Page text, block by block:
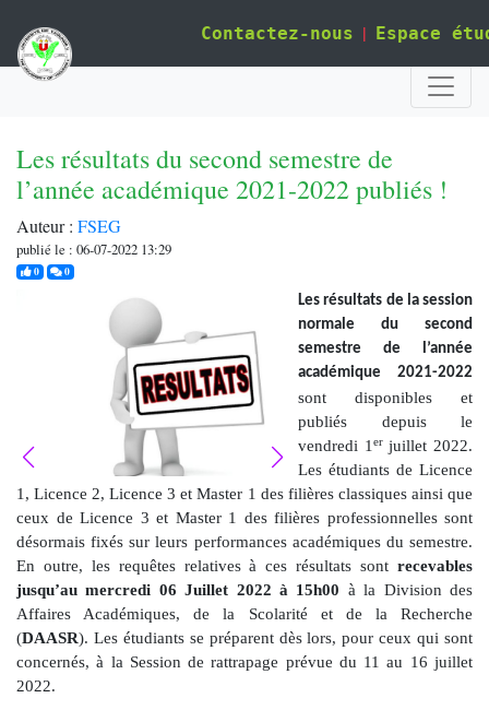
Contactez-nous | Espace
Les résultats du second semestre de
l’année académique 2021-2022 publiés !
Auteur : FSEG
publié le : 06-07-2022 13:29
0j'aime0commentaires
Les résultats de la session
normale du second
semestre de l’année
académique 2021-2022
sont disponibles et
publiés depuis le
vendredi 1 erjuillet 2022.
Les étudiants de Licence
1, Licence 2, Licence 3 et Master 1 des filières classiques ainsi que
ceux de Licence 3 et Master 1 des filières professionnelles sont
désormais fixés sur leurs performances académiques du semestre.
En outre, les requêtes relatives à ces résultats sont recevables
jusqu’au mercredi 06 Juillet 2022 à 15h00 à la Division des
Affaires Académiques, de la Scolarité et de la Recherche
(DAASR). Les étudiants se préparent dès lors, pour ceux qui sont
concernés, à la Session de rattrapage prévue du 11 au 16 juillet
2022.